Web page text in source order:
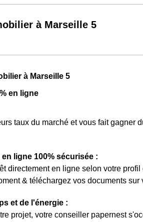
à Marseille 5
à Marseille 5
en ligne
taux du marché et vous fait gagner
ligne 100% sécurisée :
directement en ligne selon votre
& téléchargez vos documents sur
et de l'énergie :
projet, votre conseiller papernest